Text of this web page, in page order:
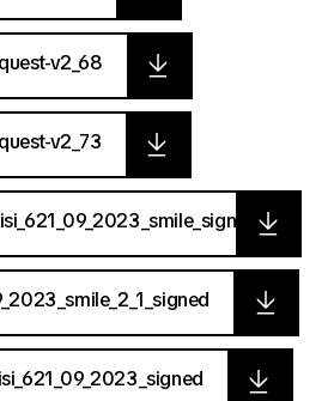
v2_68
v2_73